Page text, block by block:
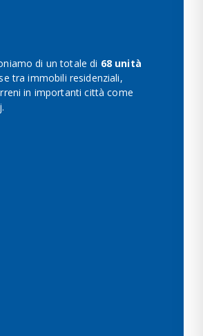
di un totale di 68 unità
tra immobili residenziali,
in importanti città come